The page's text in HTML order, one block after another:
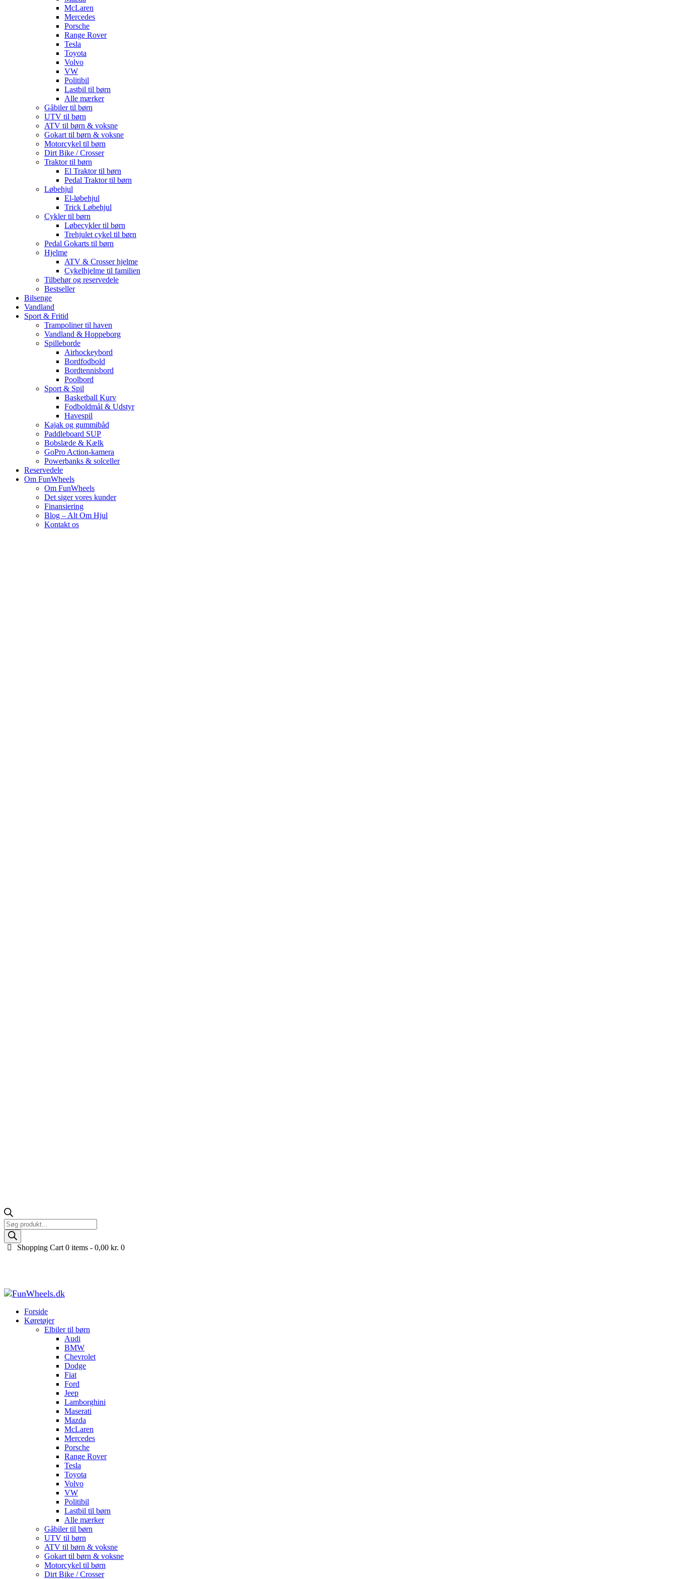
McLaren
Mercedes
Porsche
Range Rover
Tesla
Toyota
Volvo
VW
Politibil
Lastbil til børn
Alle mærker
Gåbiler til børn
UTV til børn
ATV til børn & voksne
Gokart til børn & voksne
Motorcykel til børn
Dirt Bike / Crosser
Traktor til børn
El Traktor til børn
Pedal Traktor til børn
Løbehjul
El-løbehjul
Trick Løbehjul
Cykler til børn
Løbecykler til børn
Trehjulet cykel til børn
Pedal Gokarts til børn
Hjelme
ATV & Crosser hjelme
Cykelhjelme til familien
Tilbehør og reservedele
Bestseller
Bilsenge
Vandland
Sport & Fritid
Trampoliner til haven
Vandland & Hoppeborg
Spilleborde
Airhockeybord
Bordfodbold
Bordtennisbord
Poolbord
Sport & Spil
Basketball Kurv
Fodboldmål & Udstyr
Havespil
Kajak og gummibåd
Paddleboard SUP
Bobslæde & Kælk
GoPro Action-kamera
Powerbanks & solceller
Reservedele
Om FunWheels
Om FunWheels
Det siger vores kunder
Finansiering
Blog – Alt Om Hjul
Kontakt os
Products
search
Shopping Cart 0 items -0,00kr. 0
Forside
Køretøjer
Elbiler til børn
Audi
BMW
Chevrolet
Dodge
Fiat
Ford
Jeep
Lamborghini
Maserati
Mazda
McLaren
Mercedes
Porsche
Range Rover
Tesla
Toyota
Volvo
VW
Politibil
Lastbil til børn
Alle mærker
Gåbiler til børn
UTV til børn
ATV til børn & voksne
Gokart til børn & voksne
Motorcykel til børn
Dirt Bike / Crosser